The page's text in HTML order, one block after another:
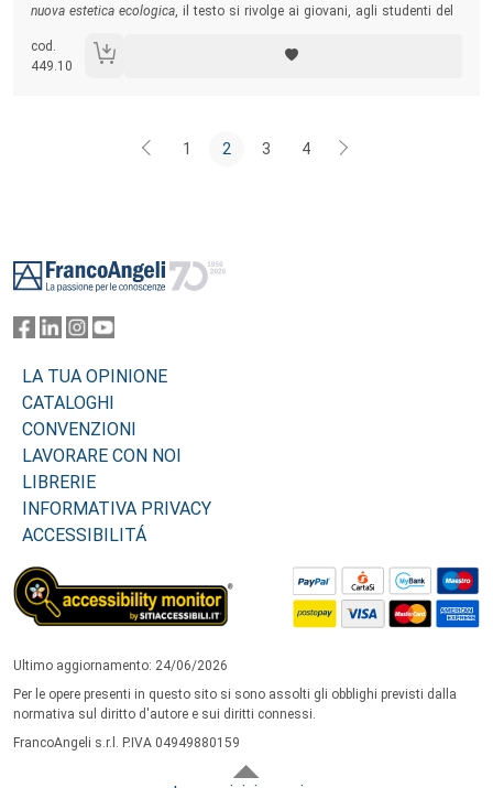
nuova estetica ecologica , il testo si rivolge ai giovani, agli studenti del
artistica, ai docenti d’arte e a quanti credono nella capacità dell’arte di
mettere in gioco nuovi immaginari, interpretare e rigenerare il mondo.
cod.
449.10
1 2 3 4
LA TUA OPINIONE
CATALOGHI
CONVENZIONI
LAVORARE CON NOI
LIBRERIE
INFORMATIVA PRIVACY
ACCESSIBILITÁ
Ultimo aggiornamento: 24/06/2026
Per le opere presenti in questo sito si sono assolti gli obblighi previsti dalla
normativa sul diritto d'autore e sui diritti connessi.
FrancoAngeli s.r.l. P.IVA 04949880159